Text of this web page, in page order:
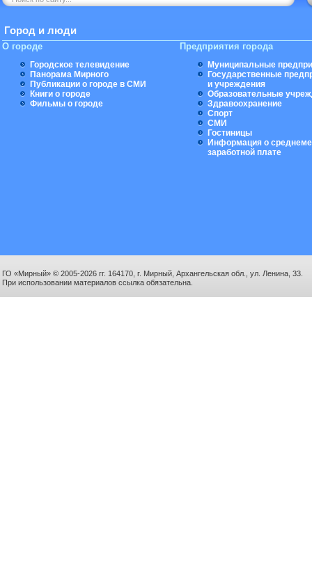
Город и люди
О городе
Городское телевидение
Панорама Мирного
Публикации о городе в СМИ
Книги о городе
Фильмы о городе
Предприятия города
Муниципальные
Государственные
и учреждения
Образовательные
Здравоохранение
Спорт
СМИ
Гостиницы
Информация о
заработной плате
ГО «Мирный» © 2005-2026 гг. 164170, г. Мирный, Архангельская обл., ул. Ленина, 33.
При использовании материалов ссылка обязательна.